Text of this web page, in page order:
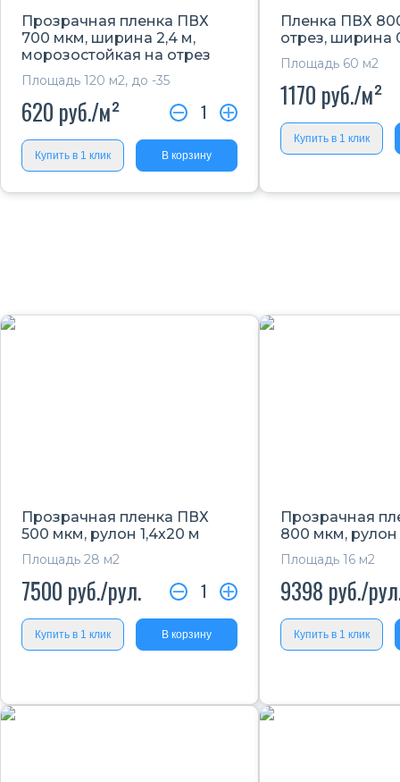
Прозрачная пленка ПВХ
700 мкм, ширина 2,4 м,
морозостойкая на отрез
Площадь 120 м2, до -35
620 руб./м² 1
Купить в 1 клик В корзину
Пленка ПВХ
отрез, ширина
Площадь 60 м2
1170 руб./м²
Купить в 1 клик
Прозрачная пленка ПВХ
500 мкм, рулон 1,4х20 м
Площадь 28 м2
7500 руб./рул. 1
Купить в 1 клик В корзину
Прозрачная
800 мкм,
Площадь 16 м2
9398 руб./
Купить в 1 клик